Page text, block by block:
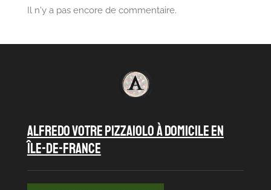
Il n'y a pas encore de commentaire.
ALFREDO VOTRE PIZZAIOLO À DOMICILE en
île-de-france